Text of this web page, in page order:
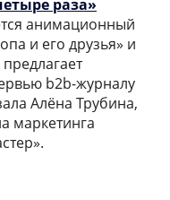
раза»
анимационный
и его друзья» и
b2b-журналу
Алёна Трубина,
маркетинга